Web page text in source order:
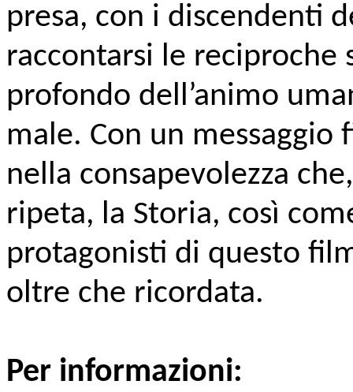
presa, con i discendenti
raccontarsi le
profondo dell’animo
male. Con un
nella consapevolezza
ripeta, la Storia, così
protagonisti di questo
oltre che ricordata.
Per informazioni: